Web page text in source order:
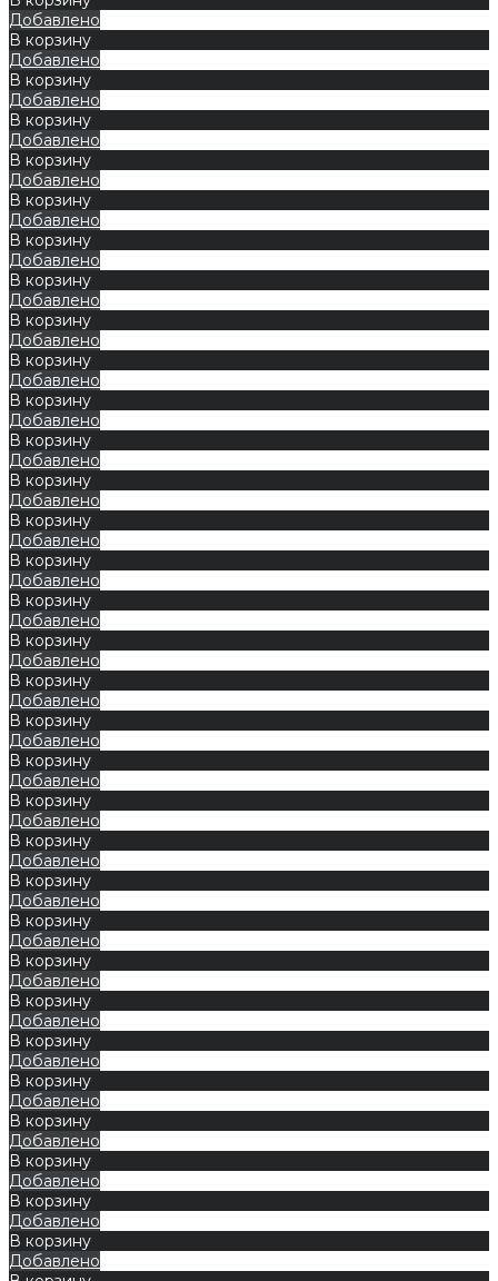
Добавлено
В корзину
Добавлено
В корзину
Добавлено
В корзину
Добавлено
В корзину
Добавлено
В корзину
Добавлено
В корзину
Добавлено
В корзину
Добавлено
В корзину
Добавлено
В корзину
Добавлено
В корзину
Добавлено
В корзину
Добавлено
В корзину
Добавлено
В корзину
Добавлено
В корзину
Добавлено
В корзину
Добавлено
В корзину
Добавлено
В корзину
Добавлено
В корзину
Добавлено
В корзину
Добавлено
В корзину
Добавлено
В корзину
Добавлено
В корзину
Добавлено
В корзину
Добавлено
В корзину
Добавлено
В корзину
Добавлено
В корзину
Добавлено
В корзину
Добавлено
В корзину
Добавлено
В корзину
Добавлено
В корзину
Добавлено
В корзину
Добавлено